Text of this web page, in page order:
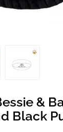
&
Black